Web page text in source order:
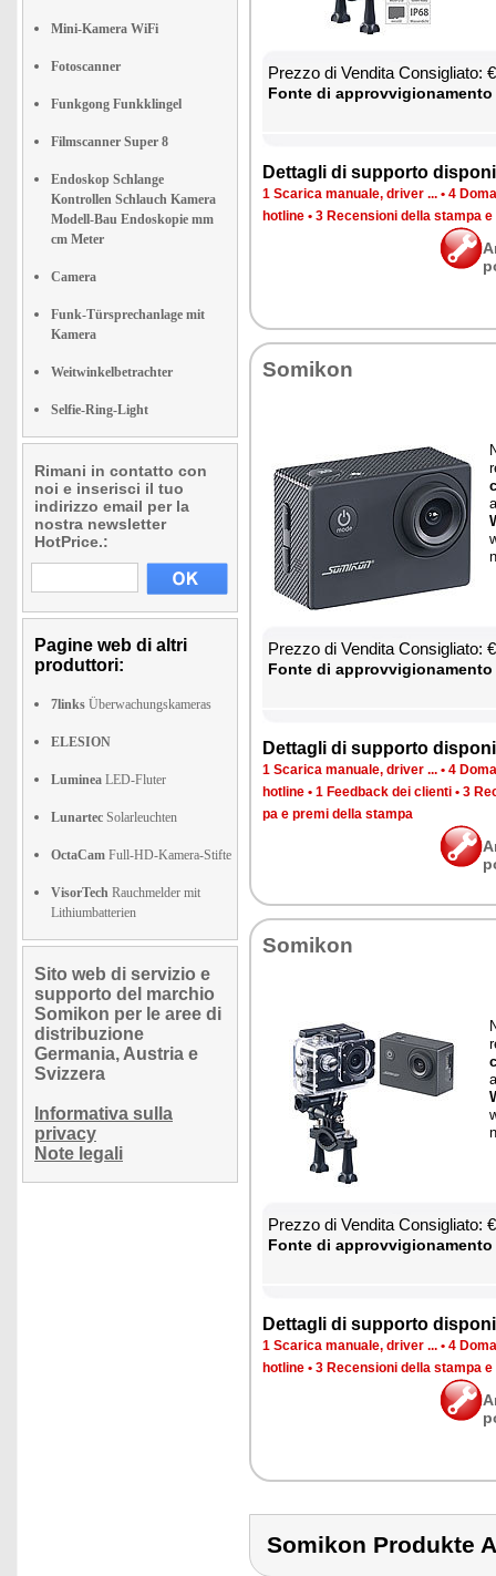
Mini-Kamera WiFi
Fotoscanner
Funkgong Funkklingel
Filmscanner Super 8
Endoskop Schlange
Kontrollen Schlauch Kamera
Modell-Bau Endoskopie mm
cm Meter
Camera
Funk-Türsprechanlage mit
Kamera
Weitwinkelbetrachter
Selfie-Ring-Light
Rimani in contatto con
noi e inserisci il tuo
indirizzo email per la
nostra newsletter
HotPrice.:
Pagine web di altri
produttori:
7links Überwachungskameras
ELESION
Luminea LED-Fluter
Lunartec Solarleuchten
OctaCam Full-HD-Kamera-Stifte
VisorTech Rauchmelder mit
Lithiumbatterien
Sito web di servizio e
supporto del marchio
Somikon per le aree di
distribuzione
Germania, Austria e
Svizzera
Informativa sulla
privacy
Note legali
Prez­zo di Ven­di­ta Con­si­glia­to:
Fon­te di
Det­ta­gli di sup­por­to
1 Sca­ri­ca ma­nua­le, dri­ver ... • 4
ho­tli­ne • 3 Re­cen­sio­ni del­la stam­pa
So­mi­kon
Prez­zo di Ven­di­ta Con­si­glia­to:
Fon­te di
Det­ta­gli di sup­por­to
1 Sca­ri­ca ma­nua­le, dri­ver ... • 4
ho­tli­ne • 1 Feed­back dei clien­ti • 3
pa e pre­mi del­la stam­pa
So­mi­kon
Prez­zo di Ven­di­ta Con­si­glia­to:
Fon­te di
Det­ta­gli di sup­por­to
1 Sca­ri­ca ma­nua­le, dri­ver ... • 4
ho­tli­ne • 3 Re­cen­sio­ni del­la stam­pa
Somikon Produkte